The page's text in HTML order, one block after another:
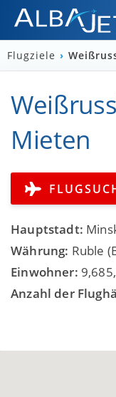
Flugziele ›
Mieten
Hauptstadt:
Währung: Ruble
Einwohner:
Anzahl der